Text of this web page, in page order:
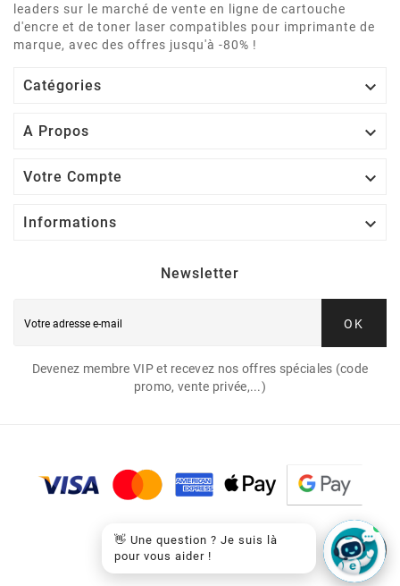
leaders sur le marché de vente en ligne de cartouche
d'encre et de toner laser compatibles pour imprimante de
marque, avec des offres jusqu'à -80% !
Catégories 
A Propos 
Votre Compte 
Informations 
Newsletter
OK
Devenez membre VIP et recevez nos offres spéciales (code
promo, vente privée,...)
👋 Une question ? Je suis là
pour vous aider !
© 2026 - EasyCartouche™